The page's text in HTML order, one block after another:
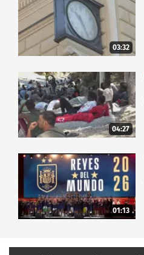
03:32
04:27
01:13